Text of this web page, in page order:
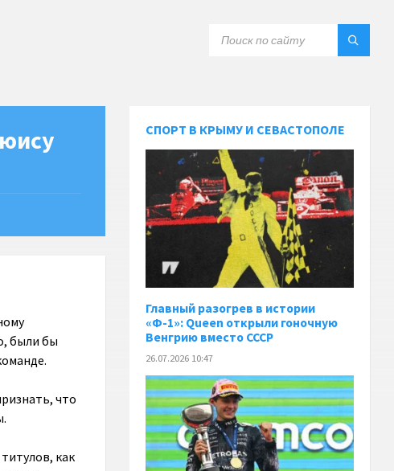
были бы
что
как
СПОРТ В КРЫМУ И СЕВАСТОПОЛЕ
Главный разогрев в истории
«Ф-1»: Queen открыли гоночную
Венгрию вместо СССР
26.07.2026 10:47